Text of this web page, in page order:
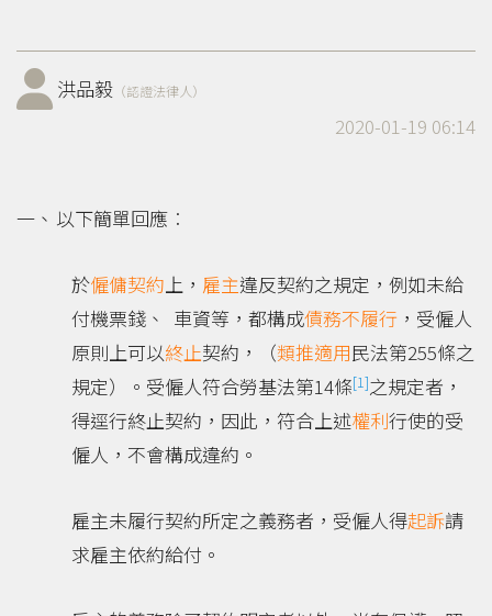
洪品毅 （認證法律人）
2020-01-19 06:14
以下簡單回應︰
於僱傭契約上， 雇主違反契約之規定，例如未給
付機票錢、 車資等，都構成債務不履行 ，受僱人
原則上可以終止契約，（類推適用民法第255條之
規定）。受僱人符合勞基法第14條[1]之規定者，
得逕行終止契約，因此，符合上述權利行使的受
僱人，不會構成違約。
雇主未履行契約所定之義務者，受僱人得起訴請
求雇主依約給付。